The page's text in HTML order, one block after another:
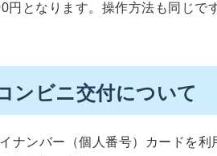
円となります。操作方法も同じで
ンビニ交付について
ナンバー（個人番号）カードを